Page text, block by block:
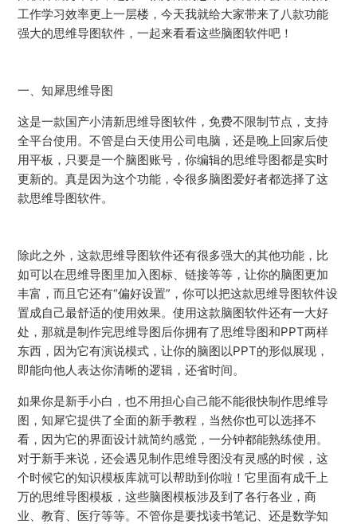
工作学习效率更上一层楼，今天我就给大家带来了八款功能
强大的思维导图软件，一起来看看这些脑图软件吧！
一、知犀思维导图
这是一款国产小清新思维导图软件，免费不限制节点，支持
全平台使用。不管是白天使用公司电脑，还是晚上回家后使
用平板，只要是一个脑图账号，你编辑的思维导图都是实时
更新的。真是因为这个功能，令很多脑图爱好者都选择了这
款思维导图软件。
除此之外，这款思维导图软件还有很多强大的其他功能，比
如可以在思维导图里加入图标、链接等等，让你的脑图更加
丰富，而且它还有“偏好设置”，你可以把这款思维导图软件设
置成自己最舒适的使用效果。使用这款脑图软件还有一大好
处，那就是制作完思维导图后你拥有了思维导图和PPT两样
东西，因为它有演说模式，让你的脑图以PPT的形似展现，
即能向他人表达你清晰的逻辑，还省时间。
如果你是新手小白，也不用担心自己能不能很快制作思维导
图，知犀它提供了全面的新手教程，当然你也可以选择不
看，因为它的界面设计就简约感觉，一分钟都能熟练使用。
对于新手来说，还会遇见制作思维导图没有灵感的时候，这
个时候它的知识模板库就可以帮助到你啦！它里面有成千上
万的思维导图模板，这些脑图模板涉及到了各行各业，商
业、教育、医疗等等。不管你是要找读书笔记、还是数学知